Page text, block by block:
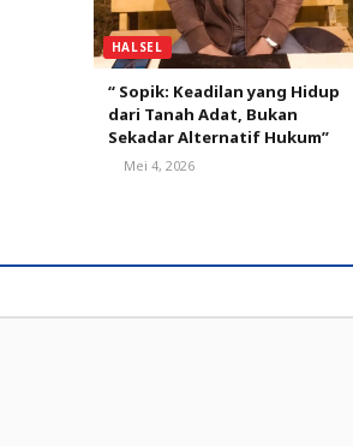
HALSEL
“ Sopik: Keadilan yang Hidup
dari Tanah Adat, Bukan
Sekadar Alternatif Hukum”
Mei 4, 2026